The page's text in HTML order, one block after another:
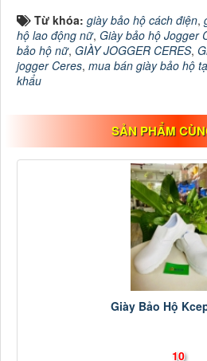
Từ khóa: giày bảo hộ cách điện,
hộ lao động nữ, Giày bảo hộ Jogger
bảo hộ nữ, GIÀY JOGGER CERES,
jogger Ceres, mua bán giày bảo hộ
khẩu
SẢN PHẨM
Giày Bảo Hộ
10